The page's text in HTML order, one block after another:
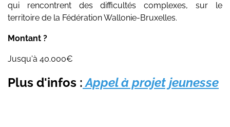
qui rencontrent des difficultés complexes, sur le
territoire de la Fédération Wallonie-Bruxelles.
Montant ?
Jusqu'à 40.000€
Plus d'infos :Appel à projet jeunesse